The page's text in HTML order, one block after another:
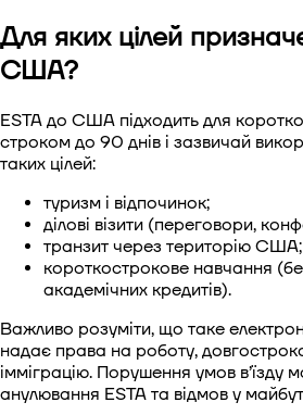
Віза до Китаю
Віза до Південної Кореї.
Віза в Сінгапур
Віза до Тайваню
Віза до В'єтнаму
Для яких цілей
США?
ESTA до США підходить для
строком до 90 днів і зазвичай
таких цілей:
туризм і відпочинок;
ділові візити (переговори,
транзит через територію США;
короткострокове навчання
академічних кредитів).
Важливо розуміти, що таке
надає права на роботу,
імміграцію. Порушення умов в’їзду
анулювання ESTA та відмов у